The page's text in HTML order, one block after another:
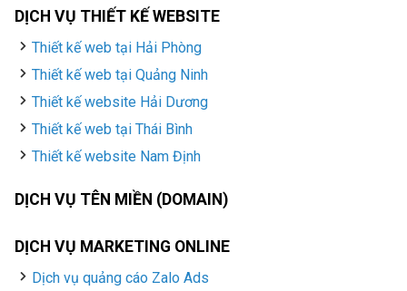
DỊCH VỤ THIẾT KẾ WEBSITE
Thiết kế web tại Hải Phòng
Thiết kế web tại Quảng Ninh
Thiết kế website Hải Dương
Thiết kế web tại Thái Bình
Thiết kế website Nam Định
DỊCH VỤ TÊN MIỀN (DOMAIN)
DỊCH VỤ MARKETING ONLINE
Dịch vụ quảng cáo Zalo Ads